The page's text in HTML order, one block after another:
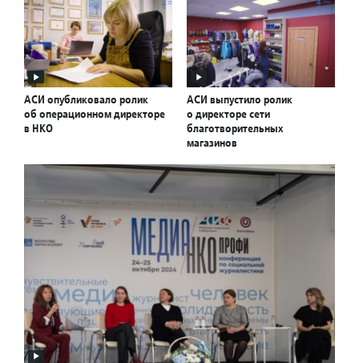
АСИ опубликовало ролик
об операционном директоре
в НКО
АСИ выпустило ролик
о директоре сети
благотворительных
магазинов